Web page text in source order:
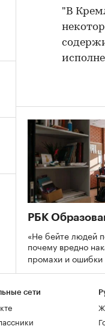
"В
РБК
«Не бейте людей
почему вредно
промахи и ошибки
сети